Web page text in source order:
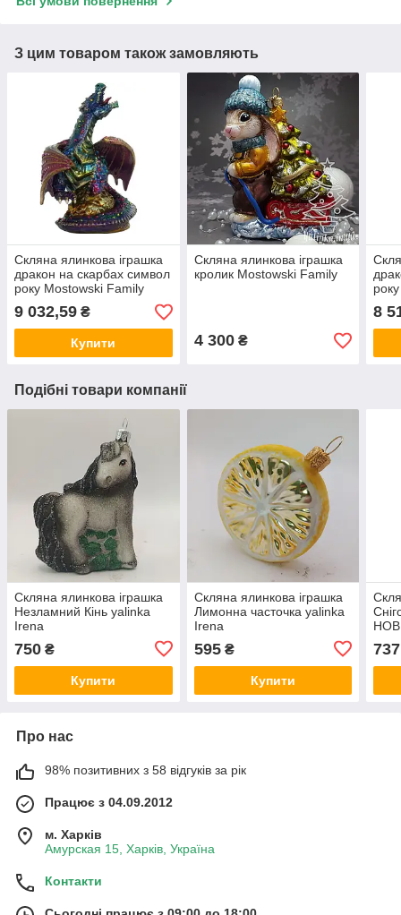
З цим товаром також замовляють
Скляна ялинкова іграшка
дракон на скарбах символ
року Mostowski Family
9 032,59 ₴
Купити
Скляна ялинкова іграшка
кролик Mostowski Family
4 300₴
8
Подібні товари компанії
Скляна ялинкова іграшка
Незламний Кінь yalinka
Irena
750 ₴
Купити
Скляна ялинкова іграшка
Лимонна часточка yalinka
Irena
595₴
Купити
Про нас
98% позитивних з 58 відгуків за рік
Працює з 04.09.2012
м. Харків
Амурская 15, Харків, Україна
Контакти